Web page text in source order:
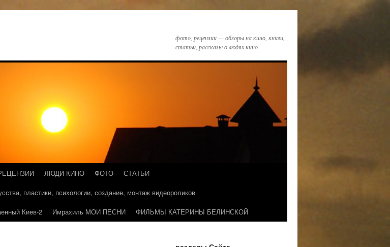
фото, рецензии — обзоры на кино, книги,
статьи, рассказы о людях кино
ЛЮДИ КИНО ФОТО
СТАТЬИ
пластики, психологии, создание, монтаж видеороликов
Киев-2 Имрахиль МОИ ПЕСНИ ФИЛЬМЫ КАТЕРИНЫ БЕЛИНСКОЙ